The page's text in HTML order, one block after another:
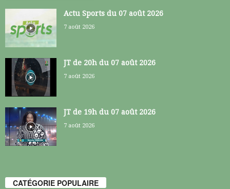
Actu Sports du 07 août 2026
7 août 2026
JT de 20h du 07 août 2026
7 août 2026
JT de 19h du 07 août 2026
7 août 2026
CATÉGORIE POPULAIRE